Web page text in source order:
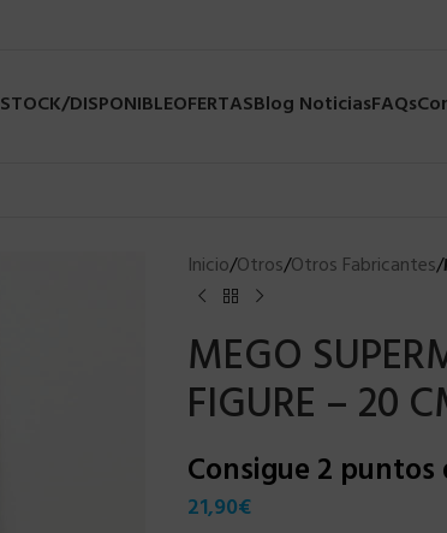
STOCK/DISPONIBLEOFERTASBlog NoticiasFAQs
Inicio/Otros/Otros Fabricantes/
MEGO
FIGURE – 20
Consigue 2
21,90€